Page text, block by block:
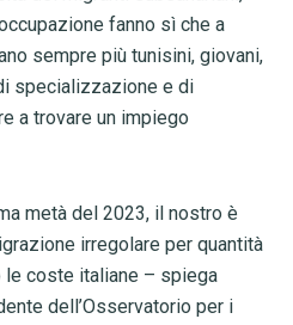
fanno sì che a
sempre più tunisini, giovani,
specializzazione e di
a trovare un impiego
metà del 2023, il nostro è
irregolare per quantità
le coste italiane – spiega
dell’Osservatorio per i